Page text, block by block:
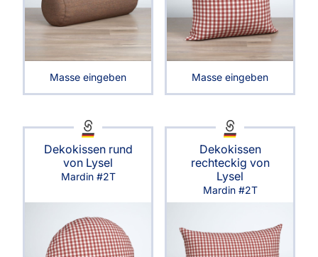
Masse eingeben Masse eingeben
Dekokissen rund
von Lysel
Mardin #2T
Dekokissen
rechteckig von
Lysel
Mardin #2T